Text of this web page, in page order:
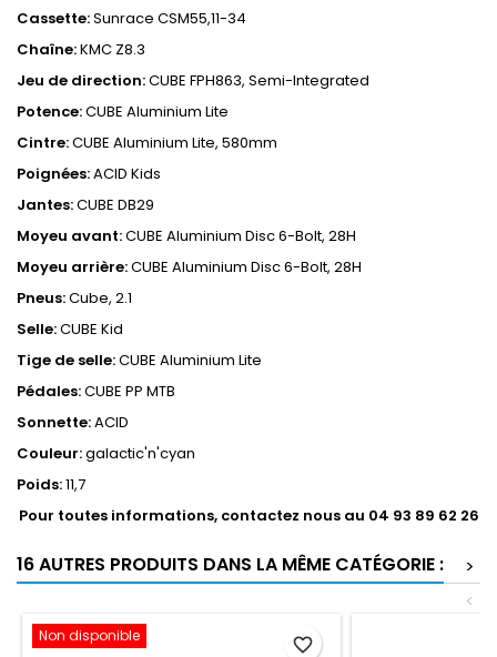
Cassette:Sunrace CSM55,11-34
Chaîne:KMC Z8.3
Jeu de direction:CUBE FPH863, Semi-Integrated
Potence:CUBE Aluminium Lite
Cintre:CUBE Aluminium Lite, 580mm
Poignées:ACID Kids
Jantes:CUBE DB29
Moyeu avant:CUBE Aluminium Disc 6-Bolt, 28H
Moyeu arrière:CUBE Aluminium Disc 6-Bolt, 28H
Pneus:Cube, 2.1
Selle:CUBE Kid
Tige de selle:CUBE Aluminium Lite
Pédales:CUBE PP MTB
Sonnette:ACID
Couleur:galactic'n'cyan
Poids:11,7
Pour toutes informations, contactez nous au 04 93 89 62 26
16 AUTRES PRODUITS DANS LA MÊME CATÉGORIE :
>
<
Non disponible favorite_border